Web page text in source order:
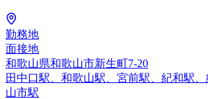
勤務地
面接地
和歌山県和歌山市新生町7-20
田中口駅、和歌山駅、宮前駅、紀和駅
山市駅